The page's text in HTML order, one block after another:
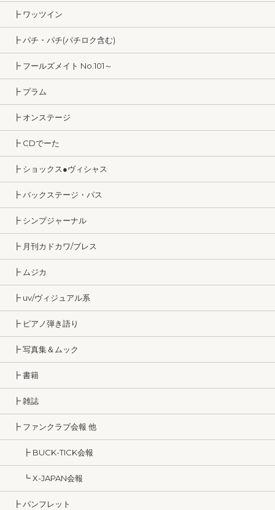
┣ ワッツイン
┣ パチ・パチ(パチロク含む)
┣ フールズメイト No.101～
┣ プラム
┣ オンステージ
┣ CDでーた
┣ ショックス●ヴィシャス
┣ バックステージ・パス
┣ シンプジャーナル
┣ 月刊カドカワ/ブレス
┣ ムジカ
┣ uv/ヴィジュアル系
┣ ピアノ弾き語り
┣ 写真集＆ムック
┣ 書籍
┣ 雑誌
┣ ファンクラブ会報 他
┣ BUCK-TICK会報
┗ X-JAPAN会報
┣ パンフレット